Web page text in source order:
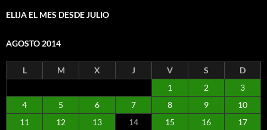
ELIJA EL MES DESDE JULIO
AGOSTO 2014
L M X J V S
D
1
2
3
4
5 6 7 8 9
10
11
12 13 14 15 16
17